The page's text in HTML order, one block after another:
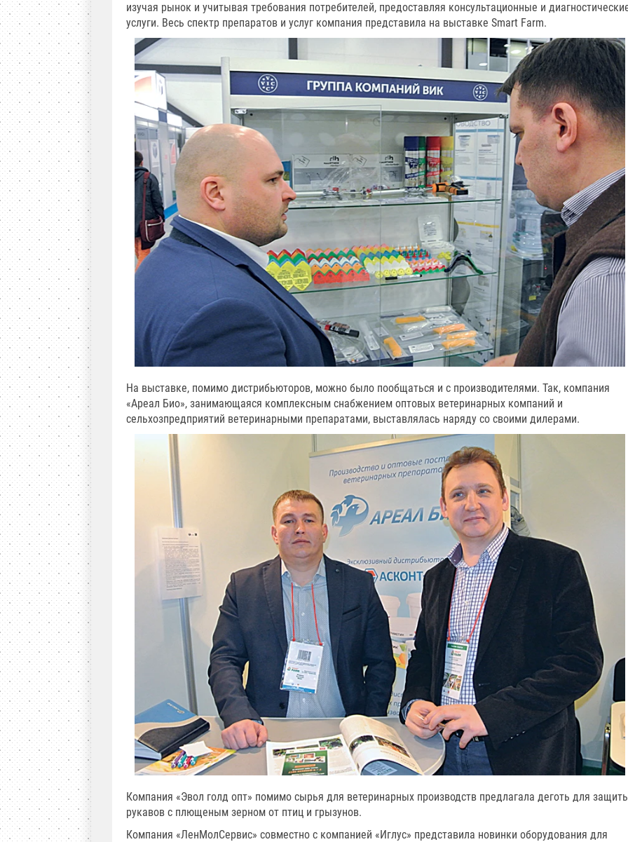
изучая рынок и учитывая требования потребителей, предоставляя консультационные и
услуги. Весь спектр препаратов и услуг компания представила на выставке Smart Farm.
На выставке, помимо дистрибьюторов, можно было пообщаться и с производителями. Так, компания
«Ареал Био», занимающаяся комплексным снабжением оптовых ветеринарных компаний и
сельхозпредприятий ветеринарными препаратами, выставлялась наряду со своими дилерами.
Компания «Эвол голд опт» помимо сырья для ветеринарных производств предлагала деготь для
рукавов с плющеным зерном от птиц и грызунов.
Компания «ЛенМолСервис» совместно с компанией «Иглус» представила новинки оборудования для